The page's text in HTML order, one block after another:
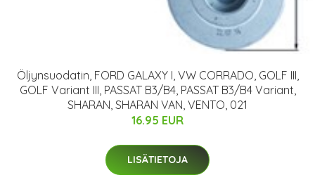
Öljynsuodatin, FORD GALAXY I, VW CORRADO, GOLF III,
GOLF Variant III, PASSAT B3/B4, PASSAT B3/B4 Variant,
SHARAN, SHARAN VAN, VENTO, 021
16.95 EUR
LISÄTIETOJA